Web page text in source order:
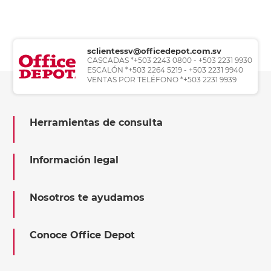
sclientessv@officedepot.com.sv
CASCADAS *+503 2243 0800 - +503 2231 9930
ESCALÓN *+503 2264 5219 - +503 2231 9940
VENTAS POR TELÉFONO *+503 2231 9939
Herramientas de consulta
Información legal
Nosotros te ayudamos
Conoce Office Depot